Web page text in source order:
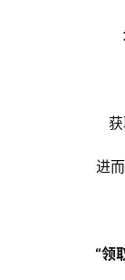
进
“领